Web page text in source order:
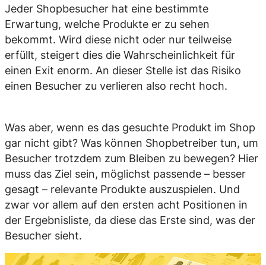
Jeder Shopbesucher hat eine bestimmte
Erwartung, welche Produkte er zu sehen
bekommt. Wird diese nicht oder nur teilweise
erfüllt, steigert dies die Wahrscheinlichkeit für
einen Exit enorm. An dieser Stelle ist das Risiko
einen Besucher zu verlieren also recht hoch.
Was aber, wenn es das gesuchte Produkt im Shop
gar nicht gibt? Was können Shopbetreiber tun, um
Besucher trotzdem zum Bleiben zu bewegen? Hier
muss das Ziel sein, möglichst passende – besser
gesagt – relevante Produkte auszuspielen. Und
zwar vor allem auf den ersten acht Positionen in
der Ergebnisliste, da diese das Erste sind, was der
Besucher sieht.